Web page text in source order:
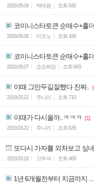
2019.05.09 박태용 조회 542
코이니스타토큰 순매수+홀
2019.05.08 미즈노 조회 426
코이니스타토큰 순매수+홀
2019.05.07 죠죠짜앙 조회 843
이때 그만두길잘했다 진짜..
2019.03.22
주니리 조회 710
이때가 다시올까..ㅋㅋㅋ
[1]
2019.03.22
주니리 조회 635
또다시 가자를 외처보고 싶네
2019.03.18 갓두석 조회 469
1년 6개월전부터 지금까지